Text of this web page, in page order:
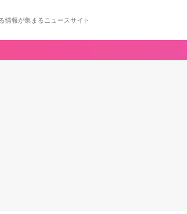
情報が集まるニュースサイト